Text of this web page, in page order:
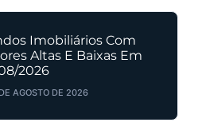
Imobiliários Com
Altas E Baixas Em
2026
AGOSTO DE 2026